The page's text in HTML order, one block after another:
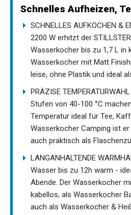
Schnelles Aufheizen,
SCHNELLES AUFKOCHEN &
2200 W erhitzt der
Wasserkocher bis zu 1,7 L in
Wasserkocher mit Matt
leise, ohne Plastik und ideal
PRÄZISE
Stufen von 40-100 °C
Temperatur ideal für Tee,
Wasserkocher Camping ist
auch praktisch als
LANGANHALTENDE
Wasser bis zu 12h warm -
Abende. Der Wasserkocher
kabellos, als Wasserkocher
auch als Wasserkocher &